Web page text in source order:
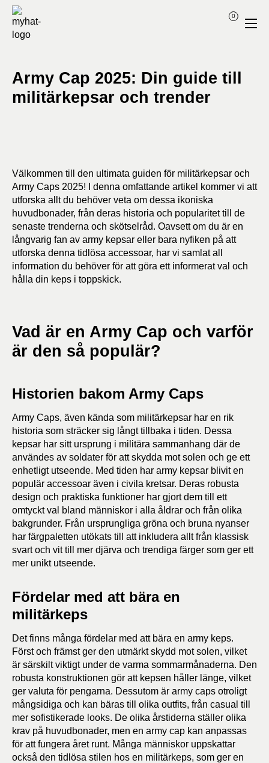
0
Army Cap 2025: Din guide till
militärkepsar och trender
Välkommen till den ultimata guiden för militärkepsar och
Army Caps 2025! I denna omfattande artikel kommer vi att
utforska allt du behöver veta om dessa ikoniska
huvudbonader, från deras historia och popularitet till de
senaste trenderna och skötselråd. Oavsett om du är en
långvarig fan av army kepsar eller bara nyfiken på att
utforska denna tidlösa accessoar, har vi samlat all
information du behöver för att göra ett informerat val och
hålla din keps i toppskick.
Vad är en Army Cap och varför
är den så populär?
Historien bakom Army Caps
Army Caps, även kända som militärkepsar har en rik
historia som sträcker sig långt tillbaka i tiden. Dessa
kepsar har sitt ursprung i militära sammanhang där de
användes av soldater för att skydda mot solen och ge ett
enhetligt utseende. Med tiden har army kepsar blivit en
populär accessoar även i civila kretsar. Deras robusta
design och praktiska funktioner har gjort dem till ett
omtyckt val bland människor i alla åldrar och från olika
bakgrunder. Från ursprungliga gröna och bruna nyanser
har färgpaletten utökats till att inkludera allt från klassisk
svart och vit till mer djärva och trendiga färger som ger ett
mer unikt utseende.
Fördelar med att bära en
militärkeps
Det finns många fördelar med att bära en army keps.
Först och främst ger den utmärkt skydd mot solen, vilket
är särskilt viktigt under de varma sommarmånaderna. Den
robusta konstruktionen gör att kepsen håller länge, vilket
ger valuta för pengarna. Dessutom är army caps otroligt
mångsidiga och kan bäras till olika outfits, från casual till
mer sofistikerade looks. De olika årstiderna ställer olika
krav på huvudbonader, men en army cap kan anpassas
för att fungera året runt. Många människor uppskattar
också den tidlösa stilen hos en militärkeps, som ger en